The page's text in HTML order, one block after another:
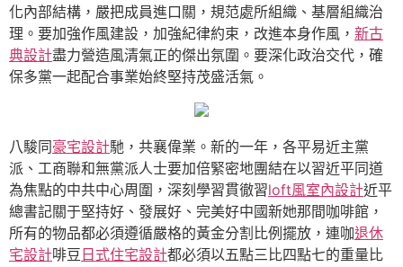
化內部結構，嚴把成員進口關，規范處所組織、基層組織治
理。要加強作風建設，加強紀律約束，改進本身作風， 新古
典設計盡力營造風清氣正的傑出氛圍。要深化政治交代，確
保多黨一起配合事業始終堅持茂盛活氣。
八駿同豪宅設計馳，共襄偉業。新的一年，各平易近主黨
派、工商聯和無黨派人士要加倍緊密地團結在以習近平同道
為焦點的中共中心周圍，深刻學習貫徹習loft風室內設計近平
總書記關于堅持好、發展好、完美好中國新她那間咖啡館，
所有的物品都必須遵循嚴格的黃金分割比例擺放，連咖退休
宅設計啡豆 日式住宅設計都必須以五點三比四點七的重量比